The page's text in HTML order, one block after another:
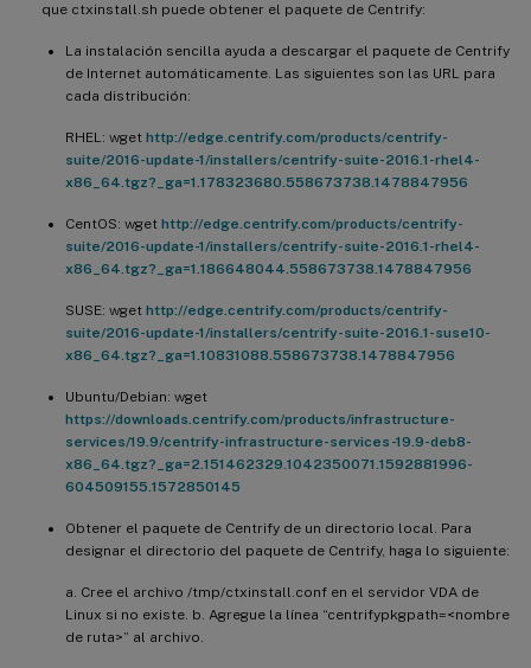
que ctxinstall.sh puede obtener el paquete de Centrify:
La instalación sencilla ayuda a descargar el paquete de Centrify
de Internet automáticamente. Las siguientes son las URL para
cada distribución:
RHEL: wget http://edge.centrify.com/products/centrify-
suite/2016-update-1/installers/centrify-suite-2016.1-rhel4-
x86_64.tgz?_ga=1.178323680.558673738.1478847956
CentOS: wget http://edge.centrify.com/products/centrify-
suite/2016-update-1/installers/centrify-suite-2016.1-rhel4-
x86_64.tgz?_ga=1.186648044.558673738.1478847956
SUSE: wget http://edge.centrify.com/products/centrify-
suite/2016-update-1/installers/centrify-suite-2016.1-suse10-
x86_64.tgz?_ga=1.10831088.558673738.1478847956
Ubuntu/Debian: wget
https://downloads.centrify.com/products/infrastructure-
services/19.9/centrify-infrastructure-services-19.9-deb8-
x86_64.tgz?_ga=2.151462329.1042350071.1592881996-
604509155.1572850145
Obtener el paquete de Centrify de un directorio local. Para
designar el directorio del paquete de Centrify, haga lo siguiente:
a. Cree el archivo /tmp/ctxinstall.conf en el servidor VDA de
Linux si no existe. b. Agregue la línea “centrifypkgpath=<nombre
de ruta>” al archivo.